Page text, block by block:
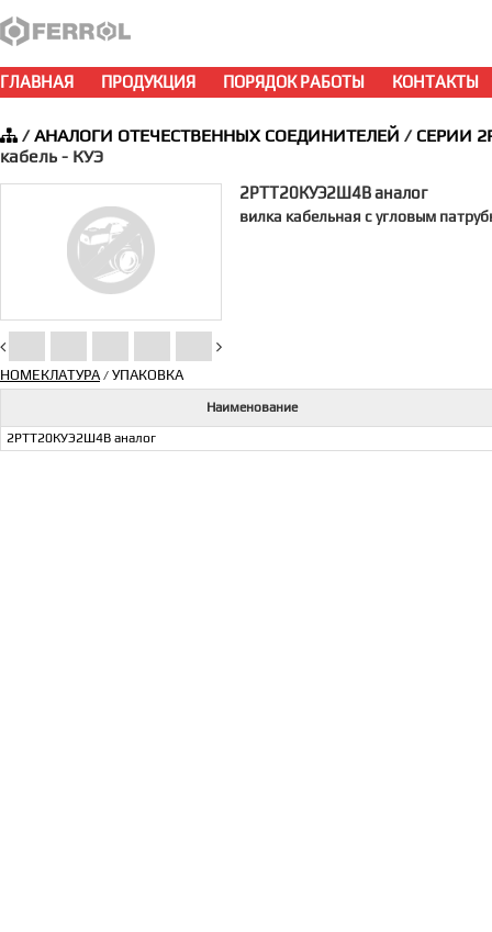
ГЛАВНАЯ ПРОДУКЦИЯ ПОРЯДОК РАБОТЫ КОНТАКТЫ
/АНАЛОГИ ОТЕЧЕСТВЕННЫХ СОЕДИНИТЕЛЕЙ / СЕРИИ
кабель - КУЭ
2РТТ20КУЭ2Ш4В аналог
вилка кабельная с угловым
НОМЕКЛАТУРА/ УПАКОВКА
Наименование
2РТТ20КУЭ2Ш4В аналог